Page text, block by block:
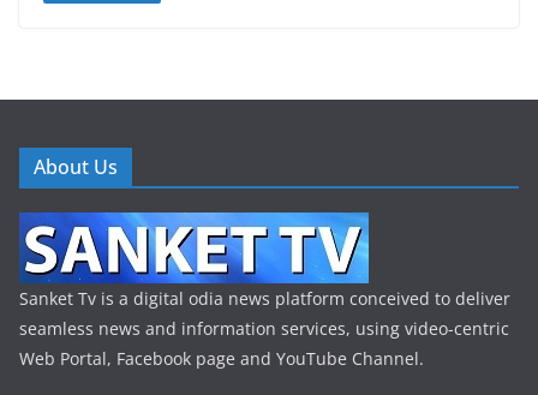
About Us
Sanket Tv is a digital odia news platform conceived to deliver
seamless news and information services, using video-centric
Web Portal, Facebook page and YouTube Channel.